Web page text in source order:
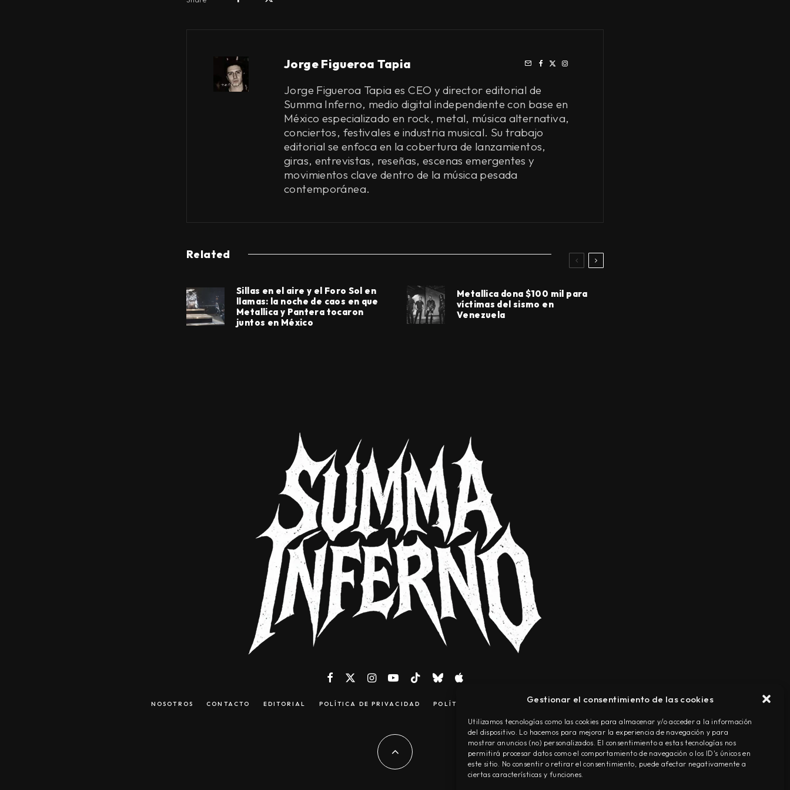
Gestionar el consentimiento de las cookies
Utilizamos tecnologías como las cookies para almacenar y/o acceder a la información
del dispositivo. Lo hacemos para mejorar la experiencia de navegación y para
mostrar anuncios (no) personalizados. El consentimiento a estas tecnologías nos
permitirá procesar datos como el comportamiento de navegación o los ID's únicos en
este sitio. No consentir o retirar el consentimiento, puede afectar negativamente a
ciertas características y funciones.
Jorge Figueroa Tapia
Jorge Figueroa Tapia es CEO y director editorial de
Summa Inferno, medio digital independiente con base en
México especializado en rock, metal, música alternativa,
conciertos, festivales e industria musical. Su trabajo
editorial se enfoca en la cobertura de lanzamientos,
giras, entrevistas, reseñas, escenas emergentes y
movimientos clave dentro de la música pesada
contemporánea.
Related
Sillas en el aire y el Foro Sol en
llamas: la noche de caos en que
Metallica y Pantera tocaron
juntos en México
Metallica dona $100 mil para
víctimas del sismo en
Venezuela
NOSOTROS CONTACTO EDITORIAL POLÍTICA DE PRIVACIDAD POLÍTICA DE COOKIES TÉRMINOS Y CONDICIONES